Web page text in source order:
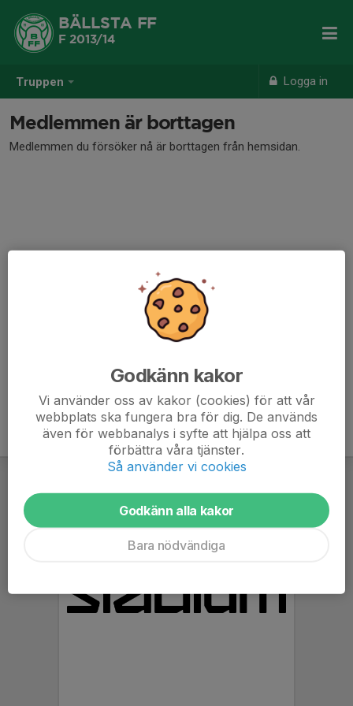
Truppen Logga in
BÄLLSTA FF
F 2013/14
Medlemmen är borttagen
Medlemmen du försöker nå är borttagen från hemsidan.
Godkänn kakor
Vi använder oss av kakor (cookies) för att vår
webbplats ska fungera bra för dig. De används
även för webbanalys i syfte att hjälpa oss att
förbättra våra tjänster.
Så använder vi cookies
Godkänn alla kakor
Bara nödvändiga